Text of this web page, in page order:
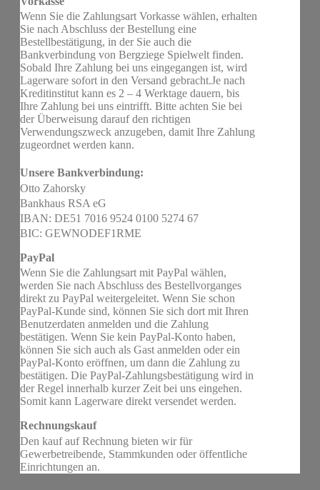
Wenn Sie die Zahlungsart Vorkasse wählen, erhalten
Sie nach Abschluss der Bestellung eine
Bestellbestätigung, in der Sie auch die
Bankverbindung von Bergziege Spielwelt finden.
Sobald Ihre Zahlung bei uns eingegangen ist, wird
Lagerware sofort in den Versand gebracht.Je nach
Kreditinstitut kann es 2 – 4 Werktage dauern, bis
Ihre Zahlung bei uns eintrifft. Bitte achten Sie bei
der Überweisung darauf den richtigen
Verwendungszweck anzugeben, damit Ihre Zahlung
zugeordnet werden kann.
Unsere Bankverbindung:
Otto Zahorsky
Bankhaus RSA eG
IBAN: DE51 7016 9524 0100 5274 67
BIC: GEWNODEF1RME
PayPal
Wenn Sie die Zahlungsart mit PayPal wählen,
werden Sie nach Abschluss des Bestellvorganges
direkt zu PayPal weitergeleitet. Wenn Sie schon
PayPal-Kunde sind, können Sie sich dort mit Ihren
Benutzerdaten anmelden und die Zahlung
bestätigen. Wenn Sie kein PayPal-Konto haben,
können Sie sich auch als Gast anmelden oder ein
PayPal-Konto eröffnen, um dann die Zahlung zu
bestätigen. Die PayPal-Zahlungsbestätigung wird in
der Regel innerhalb kurzer Zeit bei uns eingehen.
Somit kann Lagerware direkt versendet werden.
Rechnungskauf
Den kauf auf Rechnung bieten wir für
Gewerbetreibende, Stammkunden oder öffentliche
Einrichtungen an.